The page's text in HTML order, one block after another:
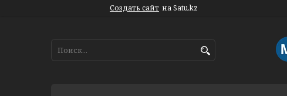
Создать сайт на Satu.kz